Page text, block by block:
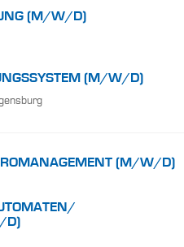
(M/W/D)
(M/W/D)
(M/W/D)
D)